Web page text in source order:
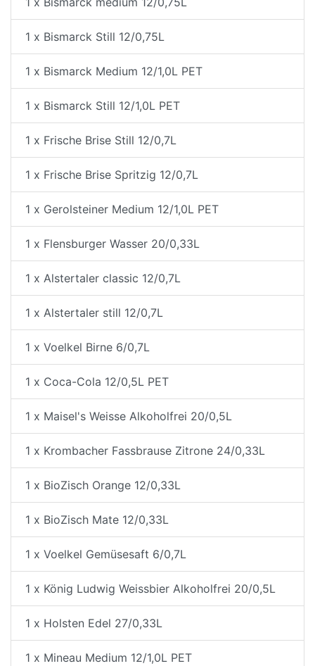
1 x Bismarck Still 12/0,75L
1 x Bismarck Medium 12/1,0L PET
1 x Bismarck Still 12/1,0L PET
1 x Frische Brise Still 12/0,7L
1 x Frische Brise Spritzig 12/0,7L
1 x Gerolsteiner Medium 12/1,0L PET
1 x Flensburger Wasser 20/0,33L
1 x Alstertaler classic 12/0,7L
1 x Alstertaler still 12/0,7L
1 x Voelkel Birne 6/0,7L
1 x Coca-Cola 12/0,5L PET
1 x Maisel's Weisse Alkoholfrei 20/0,5L
1 x Krombacher Fassbrause Zitrone 24/0,33L
1 x BioZisch Orange 12/0,33L
1 x BioZisch Mate 12/0,33L
1 x Voelkel Gemüsesaft 6/0,7L
1 x König Ludwig Weissbier Alkoholfrei 20/0,5L
1 x Holsten Edel 27/0,33L
1 x Mineau Medium 12/1,0L PET